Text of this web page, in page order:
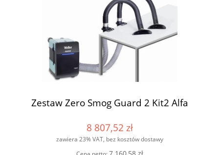
Zestaw Zero Smog Guard 2 Kit2 Alfa
8 807,52 zł
zawiera 23% VAT, bez kosztów dostawy